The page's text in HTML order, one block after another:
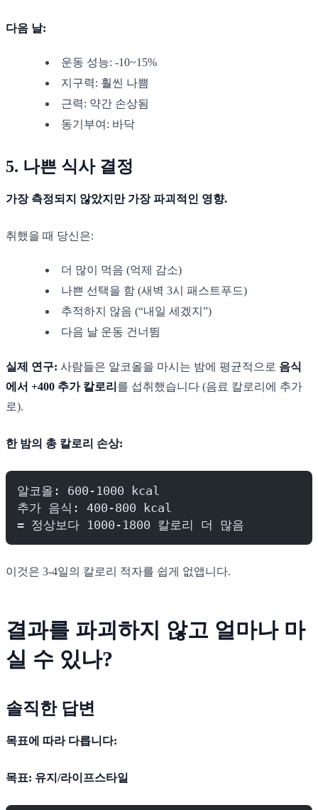
다음 날:
운동 성능: -10~15%
지구력: 훨씬 나쁨
근력: 약간 손상됨
동기부여: 바닥
5. 나쁜 식사 결정
가장 측정되지 않았지만 가장 파괴적인 영향.
취했을 때 당신은:
더 많이 먹음 (억제 감소)
나쁜 선택을 함 (새벽 3시 패스트푸드)
추적하지 않음 (“내일 세겠지”)
다음 날 운동 건너뜀
실제 연구: 사람들은 알코올을 마시는 밤에 평균적으로 음식
에서 +400 추가 칼로리 를 섭취했습니다 (음료 칼로리에 추가
로).
한 밤의 총 칼로리 손상:
알코올: 600-1000 kcal
추가 음식: 400-800 kcal
= 정상보다 1000-1800 칼로리 더 많음
이것은 3-4일의 칼로리 적자를 쉽게 없앱니다.
결과를 파괴하지 않고 얼마나 마
실 수 있나?
솔직한 답변
목표에 따라 다릅니다:
목표: 유지/라이프스타일